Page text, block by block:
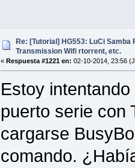
Re: [Tutorial] HG553: LuCi Samba
Transmission Wifi rtorrent, etc.
« Respuesta #1221 en: 02-10-2014, 23:56
Estoy
puerto serie con
cargarse
comando.